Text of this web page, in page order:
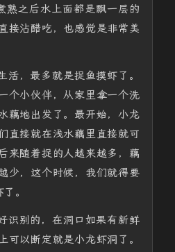
熟之后水上面都是飘一层的
接沾醋吃，也感觉是非常美
活，最多就是捉鱼摸虾了。
个小伙伴，从家里拿一个洗
藕地出发了。最开始，小龙
直接就在浅水藕里直接就可
来随着捉的人越来越多，藕
少，这个时候，我们就得要
。
识别的，在洞口如果有新鲜
可以断定就是小龙虾洞了。